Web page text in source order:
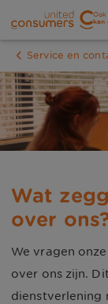
Ook
kan
Service en
Wat
over
We vragen
over ons zijn.
dienstverlening